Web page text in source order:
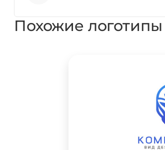
Похожие логотипы